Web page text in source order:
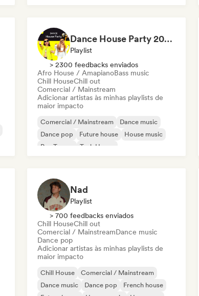
Dance House Party 2026⚡️Pop Dance | EDM | Pop EDM | Dance | Electro House | Tech House | Eurodance
Playlist
> 2300 feedbacks enviados
Afro House / AmapianoBass music
Chill HouseChill out
Comercial / Mainstream
Adicionar artistas às minhas playlists de
maior impacto
Comercial / Mainstream
Dance music
Dance pop
Future house
House music
Psy-Trance
Tech House
Nad
Playlist
> 700 feedbacks enviados
Chill HouseChill out
Comercial / MainstreamDance music
Dance pop
Adicionar artistas às minhas playlists de
maior impacto
Chill House
Comercial / Mainstream
Dance music
Dance pop
French house